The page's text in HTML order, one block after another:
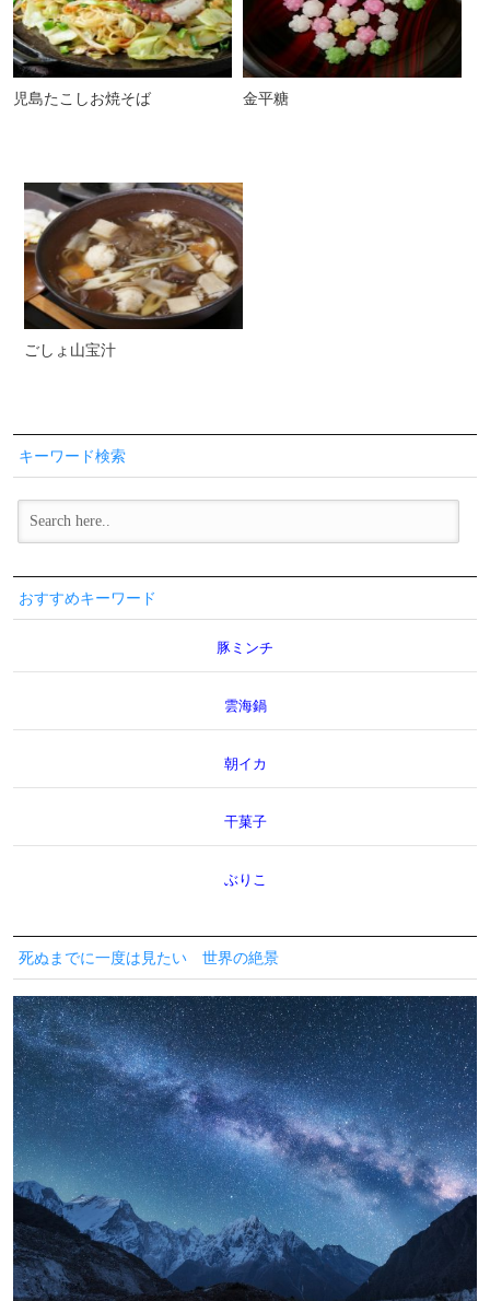
児島たこしお焼そば 金平糖
ごしょ山宝汁
キーワード検索
おすすめキーワード
豚ミンチ
雲海鍋
朝イカ
干菓子
ぶりこ
死ぬまでに一度は見たい 世界の絶景